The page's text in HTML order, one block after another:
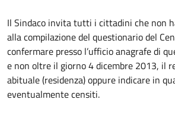
Il Sindaco invita tutti i cittadini che non
alla compilazione del questionario del
confermare presso l’ufficio anagrafe di
e non oltre il giorno 4 dicembre 2013, il
abituale (residenza) oppure indicare in
eventualmente censiti.